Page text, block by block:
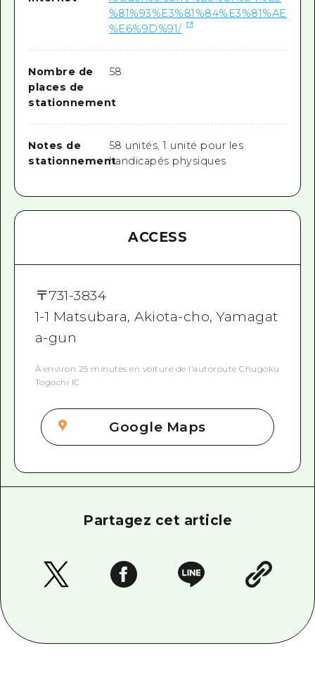
%81%93%E3%81%84%E3%81%AE
%E6%9D%91/
Nombre de
places de
stationnement
58
Notes de
stationnement
58 unités, 1 unité pour les
handicapés physiques
ACCESS
〒731-3834
1-1 Matsubara, Akiota-cho, Yamagat
a-gun
À environ 25 minutes en voiture de l'autoroute Chugoku
Togochi IC
Google Maps
Partagez cet article